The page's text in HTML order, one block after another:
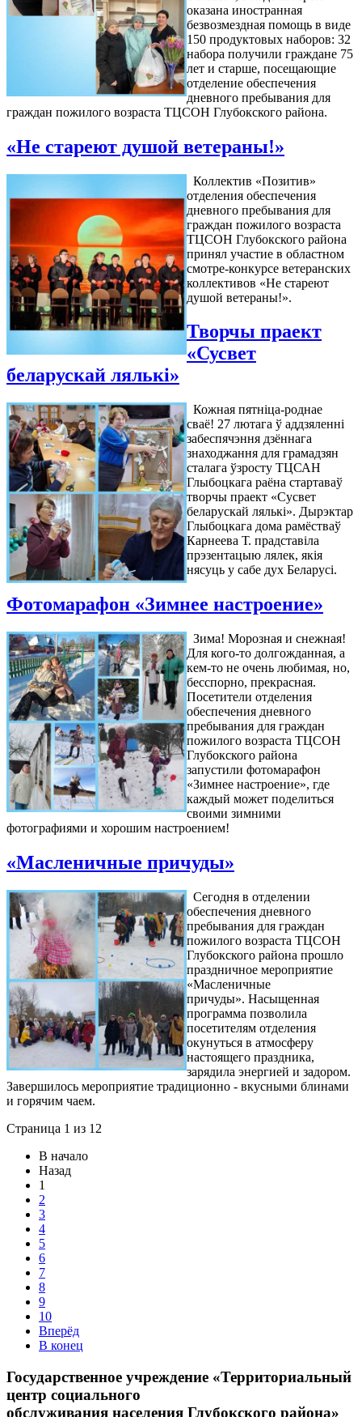
оказана иностранная
безвозмездная помощь в виде
150 продуктовых наборов: 32
набора получили граждане 75
лет и старше, посещающие
отделение обеспечения
дневного пребывания для
граждан пожилого возраста ТЦСОН Глубокского района.
«Не стареют душой ветераны!»
Коллектив «Позитив»
отделения обеспечения
дневного пребывания для
граждан пожилого возраста
ТЦСОН Глубокского района
принял участие в областном
смотре-конкурсе ветеранских
коллективов «Не стареют
душой ветераны!».
Творчы праект
«Сусвет
беларускай лялькі»
Кожная пятніца-роднае
сваё! 27 лютага ў аддзяленні
забеспячэння дзённага
знаходжання для грамадзян
сталага ўзросту ТЦСАН
Глыбоцкага раёна стартаваў
творчы праект «Сусвет
беларускай лялькі». Дырэктар
Глыбоцкага дома рамёстваў
Карнеева Т. прадставіла
прэзентацыю лялек, якія
нясуць у сабе дух Беларусі.
Фотомарафон «Зимнее настроение»
Зима! Морозная и снежная!
Для кого-то долгожданная, а
кем-то не очень любимая, но,
бесспорно, прекрасная.
Посетители отделения
обеспечения дневного
пребывания для граждан
пожилого возраста ТЦСОН
Глубокского района
запустили фотомарафон
«Зимнее настроение», где
каждый может поделиться
своими зимними
фотографиями и хорошим настроением!
«Масленичные причуды»
Сегодня в отделении
обеспечения дневного
пребывания для граждан
пожилого возраста ТЦСОН
Глубокского района прошло
праздничное мероприятие
«Масленичные
причуды». Насыщенная
программа позволила
посетителям отделения
окунуться в атмосферу
настоящего праздника,
зарядила энергией и задором.
Завершилось мероприятие традиционно - вкусными блинами
и горячим чаем.
Страница 1 из 12
В начало
Назад
1
2
3
4
5
6
7
8
9
10
Вперёд
В конец
Государственное учреждение «Территориальный
центр социального
обслуживания населения Глубокского района»